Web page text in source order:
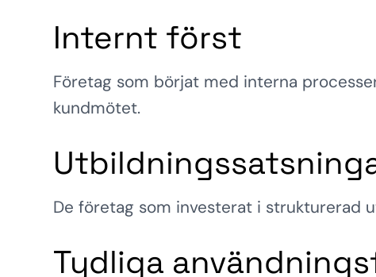
Internt först
Företag som börjat med interna
kundmötet.
De företag som investerat i strukturerad
Tydliga